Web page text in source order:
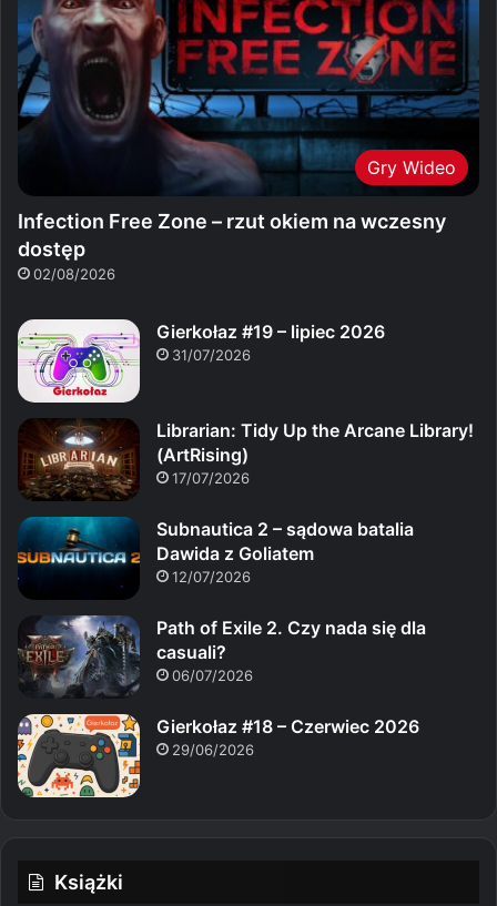
Gry Wideo
Infection Free Zone – rzut okiem na wczesny
dostęp
02/08/2026
Gierkołaz #19 – lipiec 2026
31/07/2026
Librarian: Tidy Up the Arcane Library!
(ArtRising)
17/07/2026
Subnautica 2 – sądowa batalia
Dawida z Goliatem
12/07/2026
Path of Exile 2. Czy nada się dla
casuali?
06/07/2026
Gierkołaz #18 – Czerwiec 2026
29/06/2026
Książki